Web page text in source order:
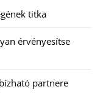
titka
érvényesítse
partnere